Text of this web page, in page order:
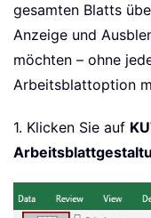
gesamten Blatts
Anzeige und
möchten – ohne
Arbeitsblattoption
1. Klicken Sie auf